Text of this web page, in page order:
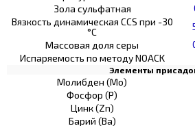
Зола сульфатная
Вязкость динамическая CCS при -30
°С
Массовая доля серы
Испаряемость по методу NOACK
Элементы
Молибден (Мо)
Фосфор (Р)
Цинк (Zn)
Барий (Ва)